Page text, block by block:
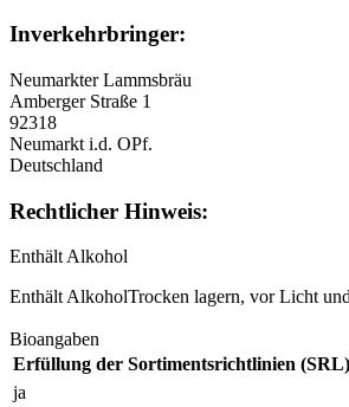
Inverkehrbringer:
Neumarkter Lammsbräu
Amberger Straße 1
92318
Neumarkt i.d. OPf.
Deutschland
Rechtlicher Hinweis:
Enthält Alkohol
Enthält AlkoholTrocken lagern, vor Licht
Bioangaben
Erfüllung der Sortimentsrichtlinien (SRL)
ja